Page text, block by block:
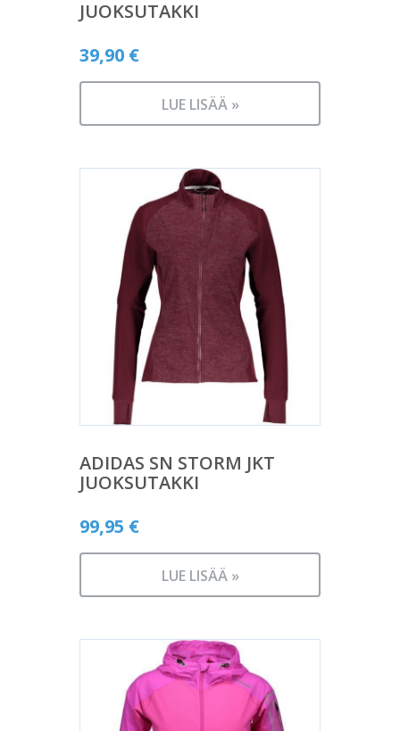
JUOKSUTAKKI
39,90 €
LUE LISÄÄ »
ADIDAS SN STORM JKT
JUOKSUTAKKI
99,95 €
LUE LISÄÄ »